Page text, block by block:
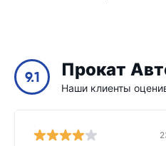
9.1 Прокат
Наши клиенты